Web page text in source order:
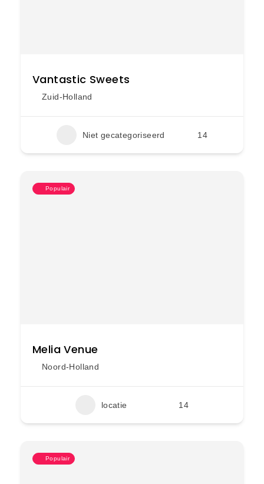
Vantastic Sweets
Zuid-Holland
Niet gecategoriseerd 14
Populair
Melia Venue
Noord-Holland
locatie 14
Populair